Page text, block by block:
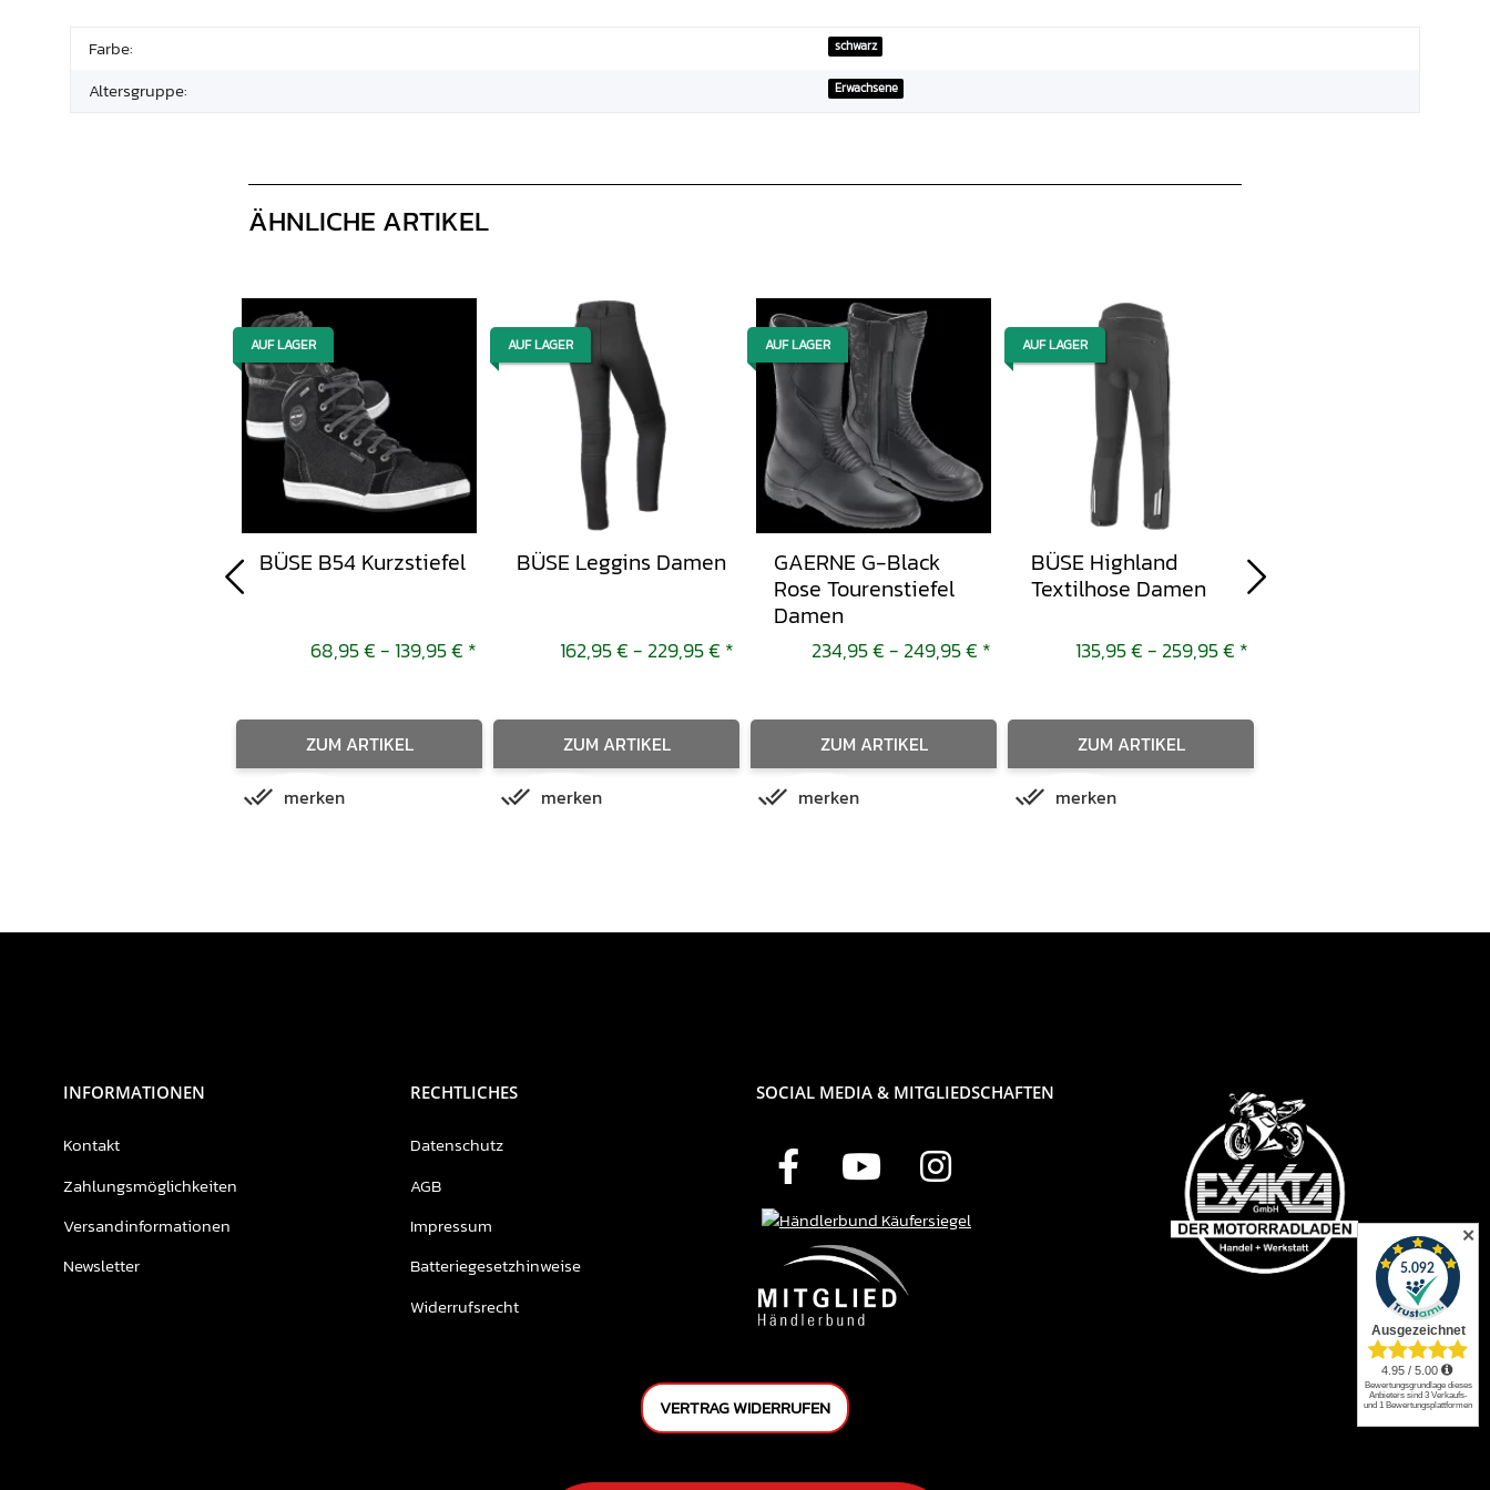
Farbe: schwarz
Altersgruppe: Erwachsene
ÄHNLICHE ARTIKEL
AUF LAGER
BÜSE B54 Kurzstiefel
68,95 € - 139,95 € *
ZUM ARTIKEL
merken
AUF LAGER
BÜSE Leggins Damen
162,95 € - 229,95 € *
ZUM ARTIKEL
merken
AUF LAGER
GAERNE G-Black
Rose Tourenstiefel
Damen
234,95 € - 249,95 € *
ZUM ARTIKEL
merken
AUF LAGER
BÜSE Highland
Textilhose Damen
135,95 € - 259,95 € *
ZUM ARTIKEL
merken
INFORMATIONEN
Kontakt
Zahlungsmöglichkeiten
Versandinformationen
Newsletter
RECHTLICHES
Datenschutz
AGB
Impressum
Batteriegesetzhinweise
Widerrufsrecht
SOCIAL MEDIA & MITGLIEDSCHAFTEN
VERTRAG WIDERRUFEN
✕